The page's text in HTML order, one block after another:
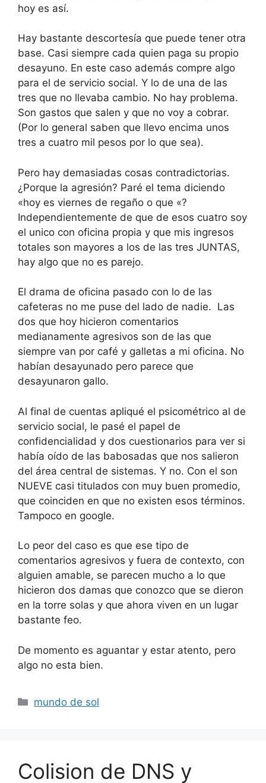
hoy es así.
Hay bastante descortesía que puede tener otra
base. Casi siempre cada quien paga su propio
desayuno. En este caso además compre algo
para el de servicio social. Y lo de una de las
tres que no llevaba cambio. No hay problema.
Son gastos que salen y que no voy a cobrar.
(Por lo general saben que llevo encima unos
tres a cuatro mil pesos por lo que sea).
Pero hay demasiadas cosas contradictorias.
¿Porque la agresión? Paré el tema diciendo
«hoy es viernes de regaño o que «?
Independientemente de que de esos cuatro soy
el unico con oficina propia y que mis ingresos
totales son mayores a los de las tres JUNTAS,
hay algo que no es parejo.
El drama de oficina pasado con lo de las
cafeteras no me puse del lado de nadie. Las
dos que hoy hicieron comentarios
medianamente agresivos son de las que
siempre van por café y galletas a mi oficina. No
habían desayunado pero parece que
desayunaron gallo.
Al final de cuentas apliqué el psicométrico al de
servicio social, le pasé el papel de
confidencialidad y dos cuestionarios para ver si
había oído de las babosadas que nos salieron
del área central de sistemas. Y no. Con el son
NUEVE casi titulados con muy buen promedio,
que coinciden en que no existen esos términos.
Tampoco en google.
Lo peor del caso es que ese tipo de
comentarios agresivos y fuera de contexto, con
alguien amable, se parecen mucho a lo que
hicieron dos damas que conozco que se dieron
en la torre solas y que ahora viven en un lugar
bastante feo.
De momento es aguantar y estar atento, pero
algo no esta bien.
Categorías
mundo de sol
Colision de DNS y